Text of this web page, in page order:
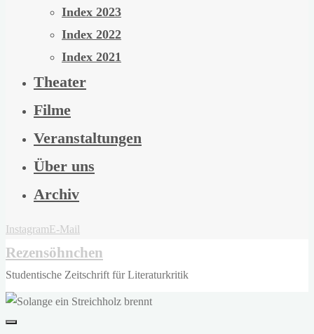
Index 2023
Index 2022
Index 2021
Theater
Filme
Veranstaltungen
Über uns
Archiv
InstagramE-Mail
Rezensöhnchen
Studentische Zeitschrift für Literaturkritik